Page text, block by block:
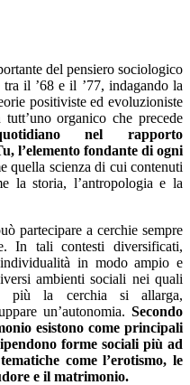
del pensiero sociologico
il ’68 e il ’77, indagando la
positiviste ed evoluzioniste
organico che precede
nel rapporto
l’elemento fondante di ogni
quella scienza di cui contenuti
la storia, l’antropologia e la
partecipare a cerchie sempre
In tali contesti diversificati,
in modo ampio e
ambienti sociali nei quali
più la cerchia si allarga,
un’autonomia. Secondo
esistono come principali
forme sociali più ad
come l’erotismo, le
e il matrimonio.